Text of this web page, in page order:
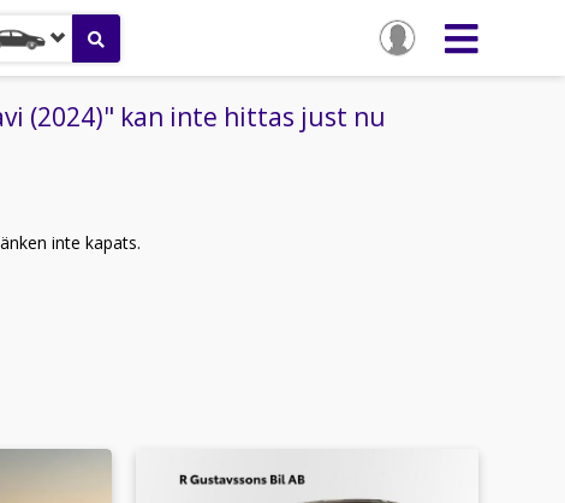
(2024)" kan inte hittas just nu
inte kapats.